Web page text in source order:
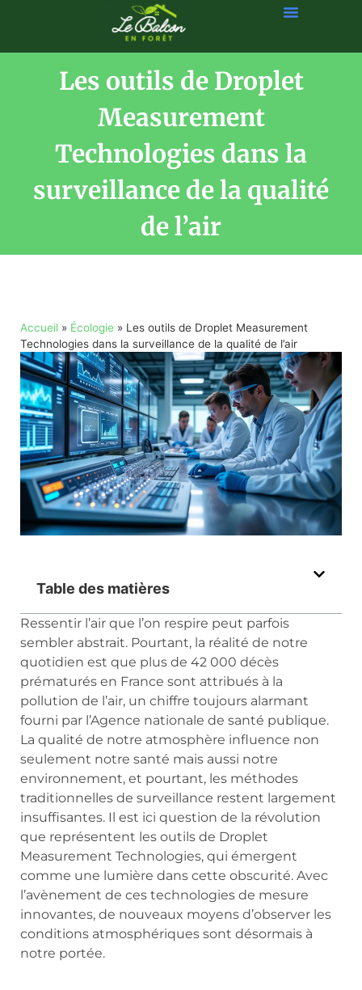
Les outils de Droplet
Measurement
Technologies dans la
surveillance de la qualité
de l’air
Accueil » Écologie » Les outils de Droplet Measurement
Technologies dans la surveillance de la qualité de l’air
Table des matières
Ressentir l’air que l’on respire peut parfois
sembler abstrait. Pourtant, la réalité de notre
quotidien est que plus de 42 000 décès
prématurés en France sont attribués à la
pollution de l’air, un chiffre toujours alarmant
fourni par l’Agence nationale de santé publique.
La qualité de notre atmosphère influence non
seulement notre santé mais aussi notre
environnement, et pourtant, les méthodes
traditionnelles de surveillance restent largement
insuffisantes. Il est ici question de la révolution
que représentent les outils de Droplet
Measurement Technologies, qui émergent
comme une lumière dans cette obscurité. Avec
l’avènement de ces technologies de mesure
innovantes, de nouveaux moyens d’observer les
conditions atmosphériques sont désormais à
notre portée.